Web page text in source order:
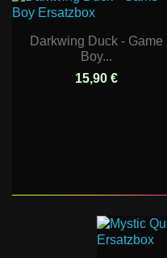
Darkwing Duck - Game
Boy...
15,90 €